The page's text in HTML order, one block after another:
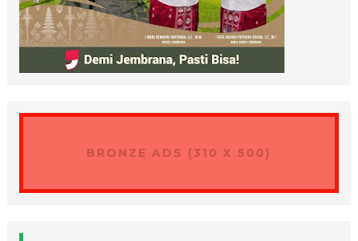
BRONZE ADS (310 X 500)